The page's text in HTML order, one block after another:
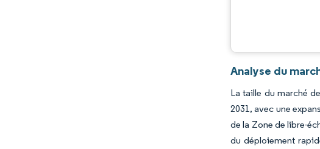
Analyse du
La taille du marché
2031, avec une
de la Zone de libre-
du déploiement